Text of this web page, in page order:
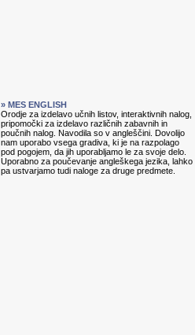
» MES ENGLISH
Orodje za izdelavo učnih listov, interaktivnih nalog,
pripomočki za izdelavo različnih zabavnih in
poučnih nalog. Navodila so v angleščini. Dovolijo
nam uporabo vsega gradiva, ki je na razpolago
pod pogojem, da jih uporabljamo le za svoje delo.
Uporabno za poučevanje angleškega jezika, lahko
pa ustvarjamo tudi naloge za druge predmete.